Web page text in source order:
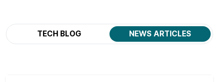
TECH BLOG NEWS ARTICLES